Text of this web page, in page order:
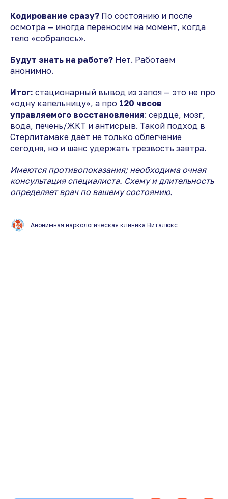
Кодирование сразу? По состоянию и после
осмотра — иногда переносим на момент, когда
тело «собралось».
Будут знать на работе? Нет. Работаем
анонимно.
Итог: стационарный вывод из запоя — это не про
«одну капельницу», а про 120 часов
управляемого восстановления: сердце, мозг,
вода, печень/ЖКТ и антисрыв. Такой подход в
Стерлитамаке даёт не только облегчение
сегодня, но и шанс удержать трезвость завтра.
Имеются противопоказания; необходима очная
консультация специалиста. Схему и длительность
определяет врач по вашему состоянию.
Анонимная наркологическая клиника Виталюкс